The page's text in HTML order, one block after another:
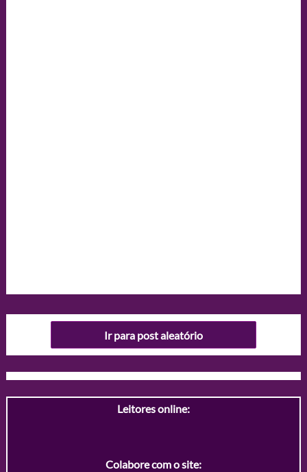
Ir para post aleatório
Leitores online:
Colabore com o site: